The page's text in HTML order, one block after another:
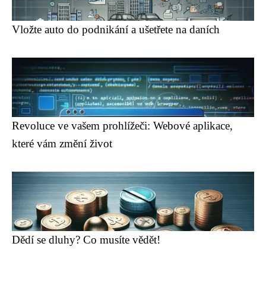
Vložte auto do podnikání a ušetřete na daních
Revoluce ve vašem prohlížeči: Webové aplikace,
které vám změní život
Dědí se dluhy? Co musíte vědět!